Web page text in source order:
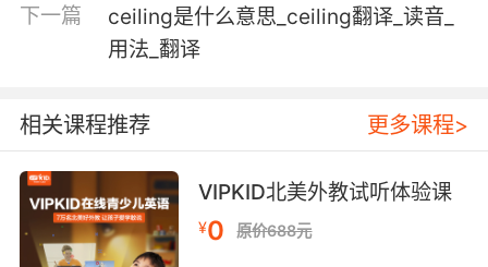
indigotin n. 靛青，靛蓝;
【indigo相关词条】
indigo vat 靛蓝瓮;
indigo paste 靛蓝糊;
indigo white 靛白;
indigo copper 铜蓝;
soluble indigo blue 可溶靛蓝;
下一篇
ceiling是什么意思_ceiling翻译_读音_
用法_翻译
相关课程推荐 更多课程>
VIPKID北美外教试听体验课
¥0 原价688元